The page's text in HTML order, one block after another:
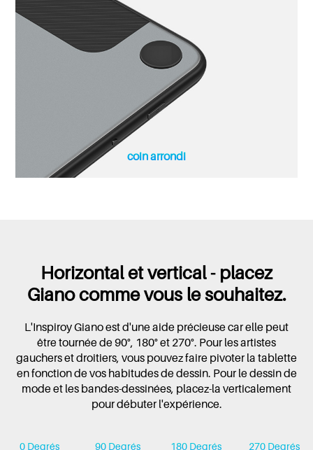
coin arrondi
Horizontal et vertical - placez
Giano comme vous le souhaitez.
L'Inspiroy Giano est d'une aide précieuse car elle peut
être tournée de 90°, 180° et 270°. Pour les artistes
gauchers et droitiers, vous pouvez faire pivoter la tablette
en fonction de vos habitudes de dessin. Pour le dessin de
mode et les bandes-dessinées, placez-la verticalement
pour débuter l'expérience.
0 Degrés 90 Degrés 180 Degrés 270 Degrés